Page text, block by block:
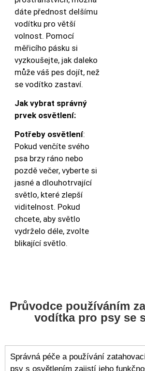
dáte přednost delšímu
vodítku pro větší
volnost. Pomocí
měřicího pásku si
vyzkoušejte, jak daleko
může váš pes dojít, než
se vodítko zastaví.
Jak vybrat správný
prvek osvětlení:
Potřeby osvětlení:
Pokud venčíte svého
psa brzy ráno nebo
pozdě večer, vyberte si
jasné a dlouhotrvající
světlo, které zlepší
viditelnost. Pokud
chcete, aby světlo
vydrželo déle, zvolte
blikající světlo.
Průvodce používáním
vodítka pro psy se
Správná péče a používání
psy s osvětlením zajistí jeho